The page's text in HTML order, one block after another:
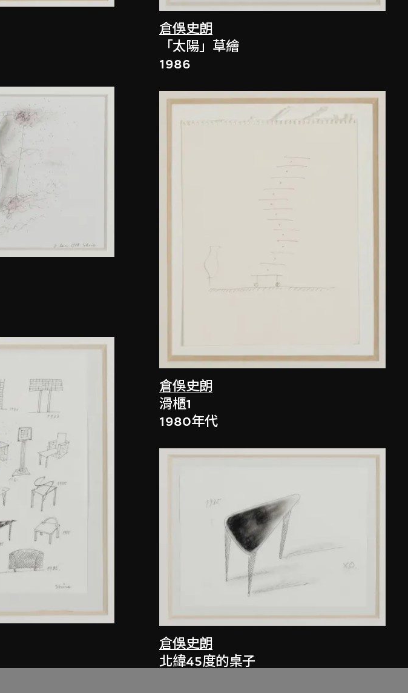
倉俁史朗
「太陽」草繪
1986
倉俁史朗
滑櫃1
1980年代
倉俁史朗
北緯45度的桌子